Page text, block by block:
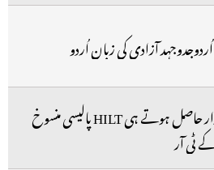
آزادی کی زبان اُردو
بی آر ایس کو اقتدار حاصل ہوتے ہی HILT پالیسی منسوخ
ٹی آر